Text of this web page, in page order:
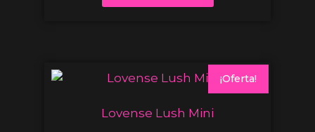
¡Oferta!
Lovense Lush Mini